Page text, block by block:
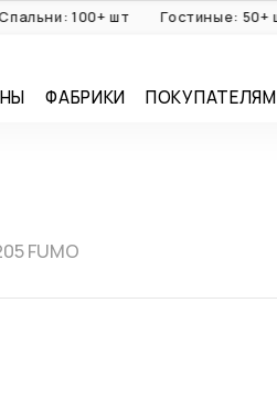
100+ шт Гостиные: 50+ шт
ФАБРИКИ ПОКУПАТЕЛЯМ
FUMO